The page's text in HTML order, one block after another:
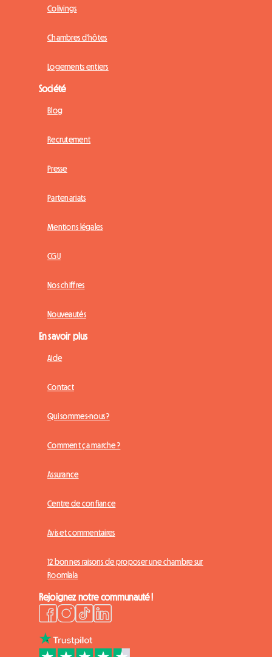
Colivings
Chambres d'hôtes
Logements entiers
Société
Blog
Recrutement
Presse
Partenariats
Mentions légales
CGU
Nos chiffres
Nouveautés
En savoir plus
Aide
Contact
Qui sommes-nous ?
Comment ça marche ?
Assurance
Centre de confiance
Avis et commentaires
12 bonnes raisons de proposer une chambre sur
Roomlala
Rejoignez notre communauté !